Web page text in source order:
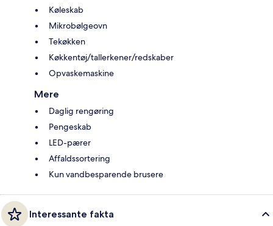
Køleskab
Mikrobølgeovn
Tekøkken
Køkkentøj/tallerkener/redskaber
Opvaskemaskine
Mere
Daglig rengøring
Pengeskab
LED-pærer
Affaldssortering
Kun vandbesparende brusere
Interessante fakta